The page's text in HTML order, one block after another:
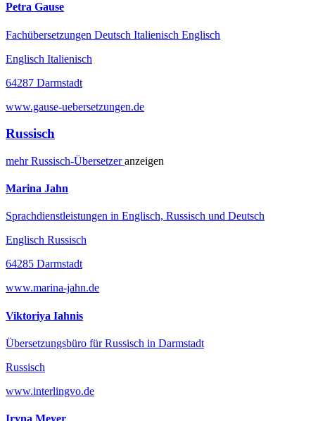
Petra Gause
Fachübersetzungen Deutsch Italienisch Englisch
Englisch Italienisch
64287 Darmstadt
www.gause-uebersetzungen.de
Russisch
mehrRussisch-Übersetzeranzeigen
Marina Jahn
Sprachdienstleistungen in Englisch, Russisch und Deutsch
Englisch Russisch
64285 Darmstadt
www.marina-jahn.de
Viktoriya Iahnis
Übersetzungsbüro für Russisch in Darmstadt
Russisch
www.interlingvo.de